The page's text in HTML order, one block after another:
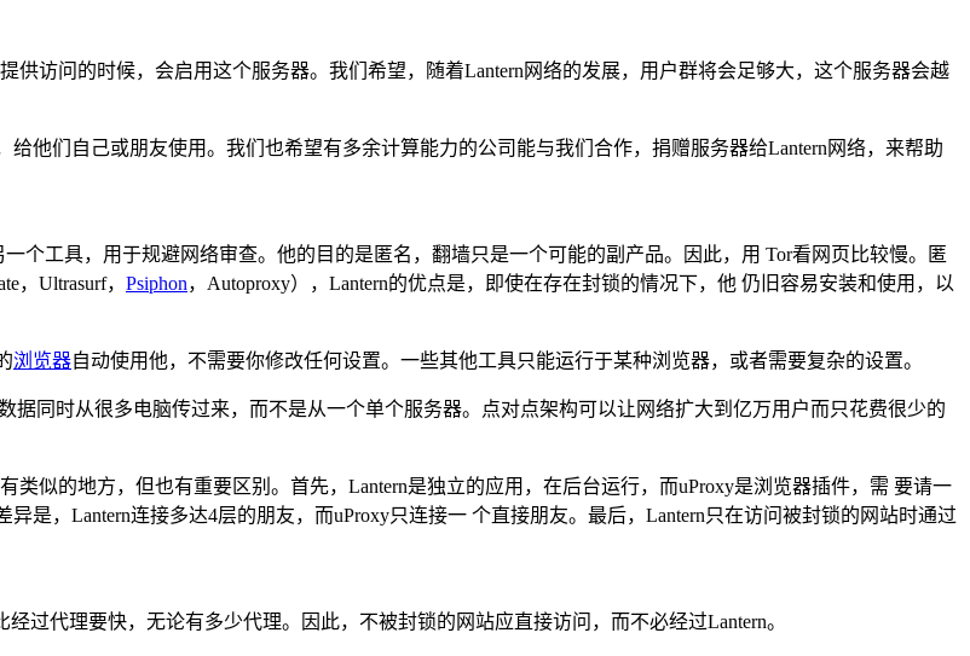
供访问的时候，会启用这个服务器。我们希望，随着Lantern网络的发展，用户群将会足够大，这个服务器会越
他们自己或朋友使用。我们也希望有多余计算能力的公司能与我们合作，捐赠服务器给Lantern网络，来帮助
个工具，用于规避网络审查。他的目的是匿名，翻墙只是一个可能的副产品。因此，用 Tor看网页比较慢。匿
，Ultrasurf， Psiphon，Autoproxy），Lantern的优点是，即使在存在封锁的情况下，他 仍旧容易安装和使用，以
浏览器自动使用他，不需要你修改任何设置。一些其他工具只能运行于某种浏览器，或者需要复杂的设置。
据同时从很多电脑传过来，而不是从一个单个服务器。点对点架构可以让网络扩大到亿万用户而只花费很少的
类似的地方，但也有重要区别。首先，Lantern是独立的应用，在后台运行，而uProxy是浏览器插件，需 要请一
是，Lantern连接多达4层的朋友，而uProxy只连接一 个直接朋友。最后，Lantern只在访问被封锁的网站时通过
过代理要快，无论有多少代理。因此，不被封锁的网站应直接访问，而不必经过Lantern。